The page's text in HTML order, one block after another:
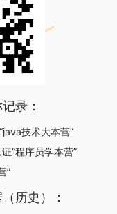
录：
技术大本营”
“程序员学本营”
”
历史）：